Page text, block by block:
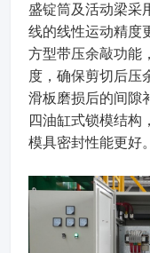
盛锭筒及活动梁采
线的线性运动精度
方型带压余敲功能
度，确保剪切后压
滑板磨损后的间隙
四油缸式锁模结构
模具密封性能更好。